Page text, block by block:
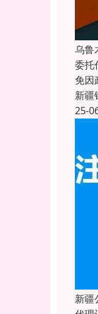
乌鲁
委托
免因
新疆
25-
新疆